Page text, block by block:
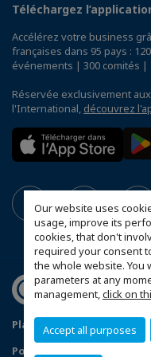
Our website uses
usage, improve its
cookies, that don't
required your consent
the whole website. You
parameters at any
management,click on
Accept all purposes
Téléchargez
Accélérez votre business
françaises dans 95 pays :
événements | 300 comités |
Réservée exclusivement
l'International, découvrez
Plan du site Statuts de
Politique de